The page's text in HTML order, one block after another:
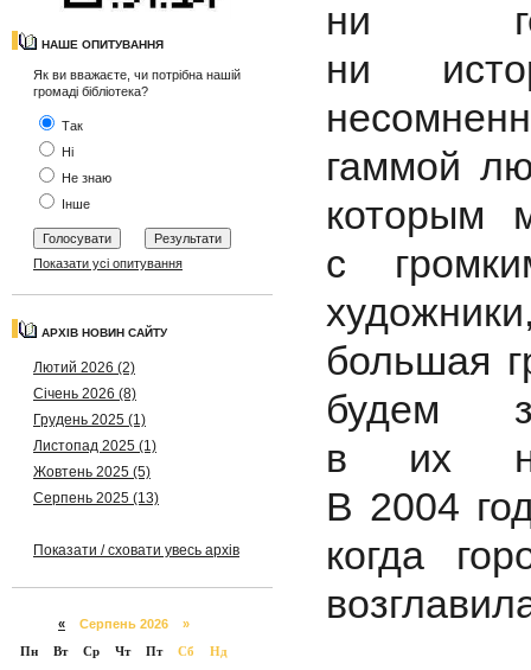
НАШЕ ОПИТУВАННЯ
Як ви вважаєте, чи потрібна нашій
громаді бібліотека?
Так
Ні
Не знаю
Інше
Показати усі опитування
АРХІВ НОВИН САЙТУ
Лютий 2026 (2)
Січень 2026 (8)
Грудень 2025 (1)
Листопад 2025 (1)
Жовтень 2025 (5)
Серпень 2025 (13)
Показати / сховати увесь архів
« Серпень 2026 »
Пн
Вт Ср Чт Пт Сб Нд
ни
ни
гаммой
которым
с
большая
будем
в их
В 2004
когда